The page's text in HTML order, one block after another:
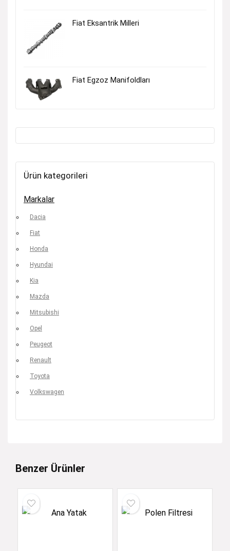
Fiat Eksantrik Milleri
Fiat Egzoz Manifoldları
Ürün kategorileri
Markalar
Dacia
Fiat
Honda
Hyundai
Kia
Mazda
Mitsubishi
Opel
Peugeot
Renault
Toyota
Volkswagen
Benzer Ürünler